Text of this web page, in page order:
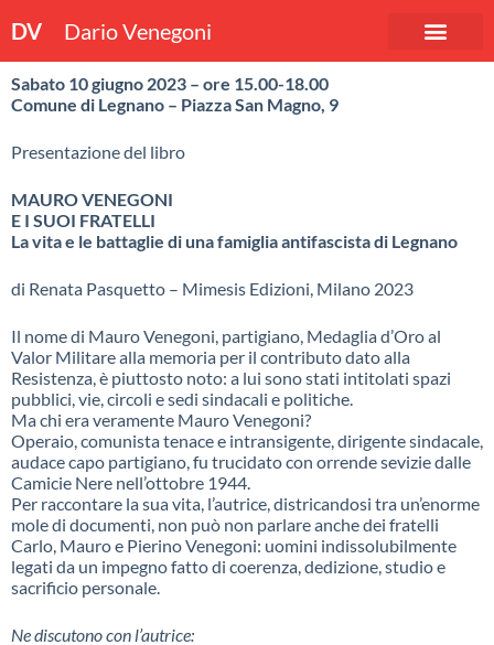
DV Dario Venegoni
Sabato 10 giugno 2023 – ore 15.00-18.00
Comune di Legnano – Piazza San Magno, 9
Presentazione del libro
MAURO VENEGONI
E I SUOI FRATELLI
La vita e le battaglie di una famiglia antifascista di Legnano
di Renata Pasquetto – Mimesis Edizioni, Milano 2023
Il nome di Mauro Venegoni, partigiano, Medaglia d’Oro al
Valor Militare alla memoria per il contributo dato alla
Resistenza, è piuttosto noto: a lui sono stati intitolati spazi
pubblici, vie, circoli e sedi sindacali e politiche.
Ma chi era veramente Mauro Venegoni?
Operaio, comunista tenace e intransigente, dirigente sindacale,
audace capo partigiano, fu trucidato con orrende sevizie dalle
Camicie Nere nell’ottobre 1944.
Per raccontare la sua vita, l’autrice, districandosi tra un’enorme
mole di documenti, non può non parlare anche dei fratelli
Carlo, Mauro e Pierino Venegoni: uomini indissolubilmente
legati da un impegno fatto di coerenza, dedizione, studio e
sacrificio personale.
Ne discutono con l’autrice: